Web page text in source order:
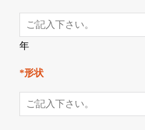
年
*形状